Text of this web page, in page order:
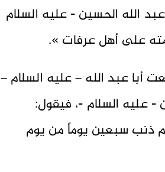
الله الحسين - عليه السلام
على أهل عرفات ».
أبا عبد الله – عليه السلام –
- عليه السلام -، فيقول:
ذنب سبعين يوماً من يوم